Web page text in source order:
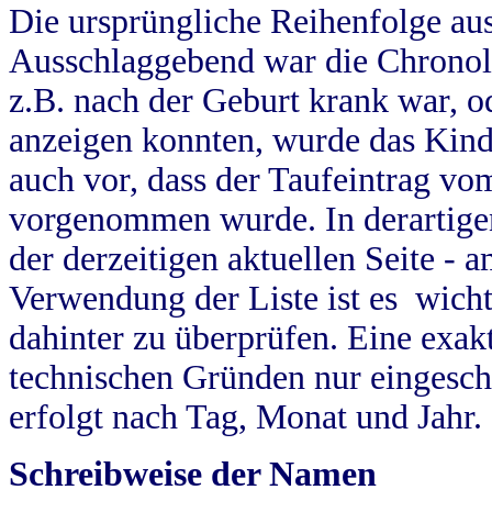
Die ursprüngliche Reihenfolge
Ausschlaggebend war die
z.B. nach der Geburt krank war,
anzeigen konnten, wurde das
auch vor, dass der Taufeintrag
vorgenommen wurde. In
der derzeitigen aktuellen Seite -
Verwendung der Liste ist es
dahinter zu überprüfen. Eine
technischen Gründen nur
erfolgt nach Tag, Monat und Jahr.
Schreibweise der Namen